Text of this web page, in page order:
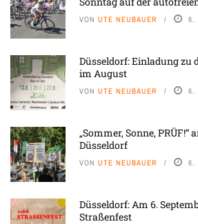
VON UTE NEUBAUER 6.
Düsseldorf: Einladung zu
im August
VON UTE NEUBAUER 6.
„Sommer, Sonne, PRÜF!“
Düsseldorf
VON UTE NEUBAUER 6.
Düsseldorf: Am 6.
Straßenfest